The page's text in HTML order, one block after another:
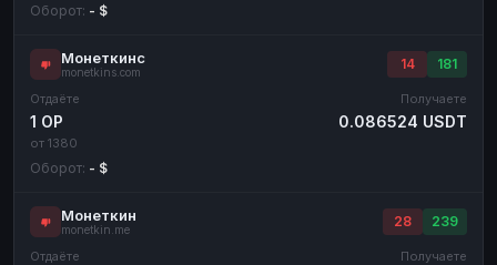
Оборот: - $
Монеткинс
monetkins.com
14 181
Отдаёте
1 OP
от 1380
Получаете
0.086524 USDT
Оборот: - $
Монеткин
monetkin.me
28 239
Отдаёте Получаете